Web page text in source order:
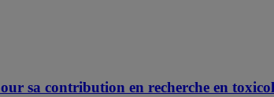
sa contribution en recherche en